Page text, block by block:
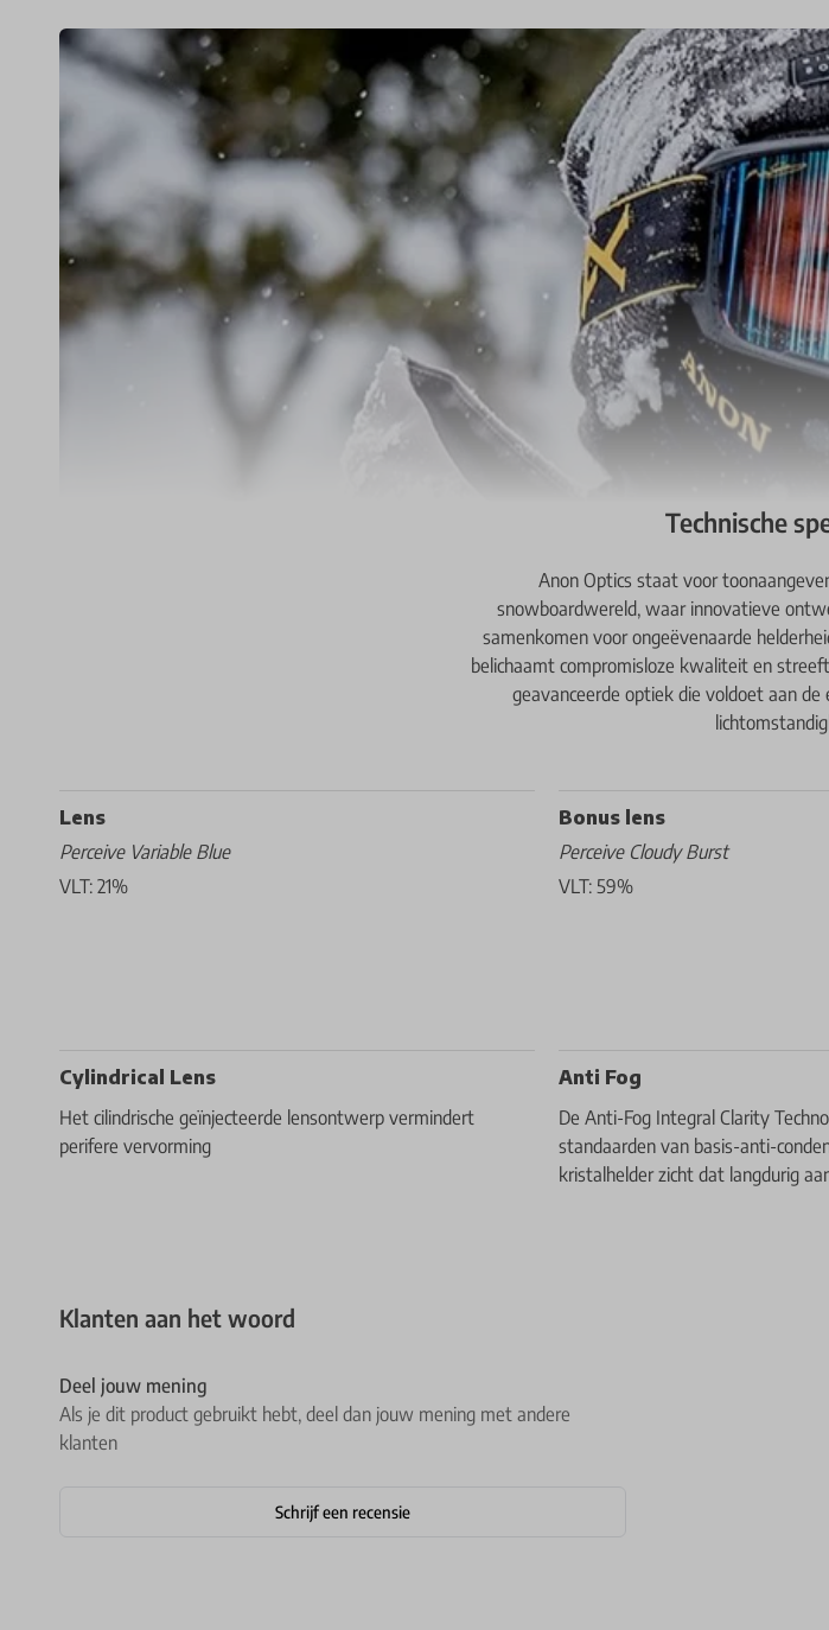
Technische
Anon Optics staat voor
snowboardwereld, waar innovatieve
samenkomen voor ongeëvenaarde
belichaamt compromisloze kwaliteit en
geavanceerde optiek die voldoet aan
Lens
Perceive Variable Blue
VLT: 21%
Bonus lens
Perceive Cloudy Burst
VLT: 59%
Cylindrical Lens
Het cilindrische geïnjecteerde lensontwerp vermindert
perifere vervorming
Anti Fog
De Anti-Fog Integral Clarity
standaarden van basis-anti-
kristalhelder zicht dat langdurig
Klanten aan het woord
Deel jouw mening
Als je dit product gebruikt hebt, deel dan jouw mening met andere
klanten
Schrijf een recensie